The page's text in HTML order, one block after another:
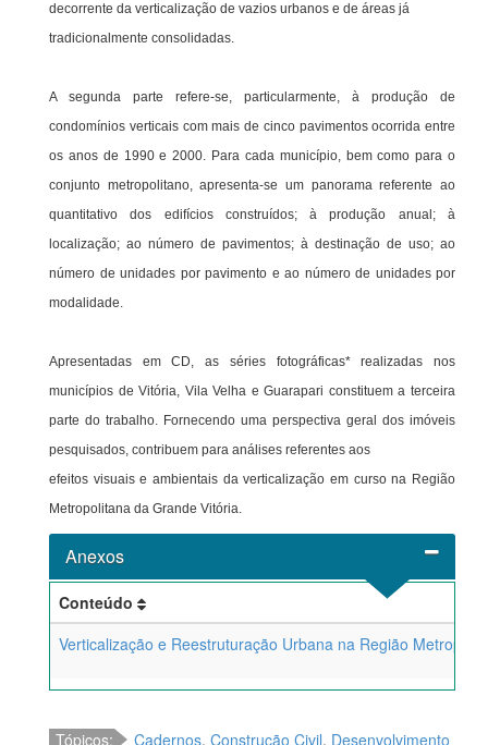
decorrente da verticalização de vazios urbanos e de áreas já
tradicionalmente consolidadas.
A segunda parte refere-se, particularmente, à produção de
condomínios verticais com mais de cinco pavimentos ocorrida entre
os anos de 1990 e 2000. Para cada município, bem como para o
conjunto metropolitano, apresenta-se um panorama referente ao
quantitativo dos edifícios construídos; à produção anual; à
localização; ao número de pavimentos; à destinação de uso; ao
número de unidades por pavimento e ao número de unidades por
modalidade.
Apresentadas em CD, as séries fotográficas* realizadas nos
municípios de Vitória, Vila Velha e Guarapari constituem a terceira
parte do trabalho. Fornecendo uma perspectiva geral dos imóveis
pesquisados, contribuem para análises referentes aos
efeitos visuais e ambientais da verticalização em curso na Região
Metropolitana da Grande Vitória.
Anexos
Conteúdo
Verticalização e Reestruturação Urbana na Região
Tópicos: Cadernos, Construção Civil, Desenvolvimento